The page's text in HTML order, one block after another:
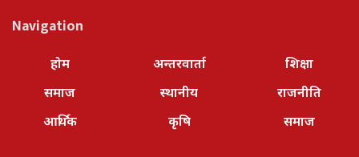
Navigation
होम
समाज
आर्थिक
अन्तरवार्ता
स्थानीय
कृषि
शिक्षा
राजनीति
समाज